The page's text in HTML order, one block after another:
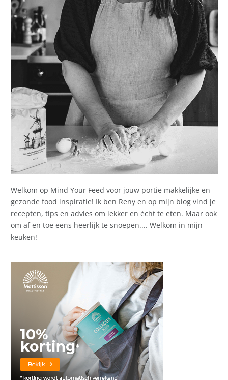
Welkom op Mind Your Feed voor jouw portie makkelijke en
gezonde food inspiratie! Ik ben Reny en op mijn blog vind je
recepten, tips en advies om lekker en écht te eten. Maar ook
om af en toe eens heerlijk te snoepen.... Welkom in mijn
keuken!